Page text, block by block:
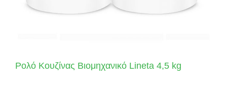
Ρολό Κουζίνας Βιομηχανικό Lineta 4,5 kg